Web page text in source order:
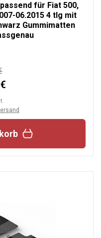
für Fiat 500,
06.2015 4 tlg mit
Gummimatten